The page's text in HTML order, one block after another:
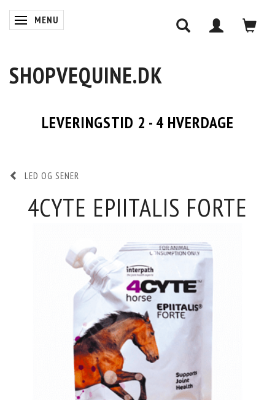
SKIFTE NAVIGATION
MENU
SHOPVEQUINE.DK
LEVERINGSTID 2 - 4 HVERDAGE
LED OG SENER
4CYTE EPIITALIS FORTE